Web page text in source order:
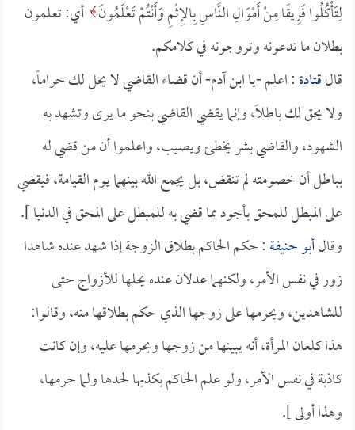
لِتَأْكُلُوا فَرِيقًا مِنْ أَمْوَالِ النَّاسِ بِالإِثْمِ وَأَنْتُمْ تَعْلَمُونَ أي: تعلمون
بطلان ما تدعونه وتروجونه في كلامكم.
قالقتادة: اعلم -يا ابن آدم- أن قضاء القاضي لا يحل لك حراماً،
ولا يحق لك باطلاً، وإنما يقضي القاضي بنحو ما يرى وتشهد به
الشهود، والقاضي بشر يخطئ ويصيب، واعلموا أن من قضي له
بباطل أن خصومته لم تنقض، بل يجمع الله بينهما يوم القيامة، فيقضي
على المبطل للمحق بأجود مما قضي به للمبطل على المحق في الدنيا ].
وقالأبو حنيفة: حكم الحاكم بطلاق الزوجة إذا شهد عنده شاهدا
زور في نفس الأمر، ولكنهما عدلان عنده يحلها للأزواج حتى
للشاهدين، ويحرمها على زوجها الذي حكم بطلاقها منه، وقالوا:
هذا كلعان المرأة، أنه يبينها من زوجها ويحرمها عليه، وإن كانت
كاذبة في نفس الأمر، ولو علم الحاكم بكذبها لحدها ولما حرمها،
وهذا أولى ].